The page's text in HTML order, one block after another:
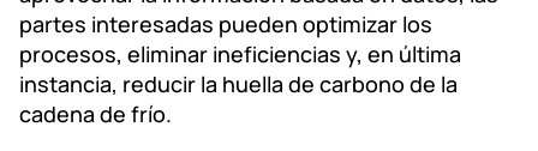
partes interesadas pueden optimizar los
procesos, eliminar ineficiencias y, en última
instancia, reducir la huella de carbono de la
cadena de frío.